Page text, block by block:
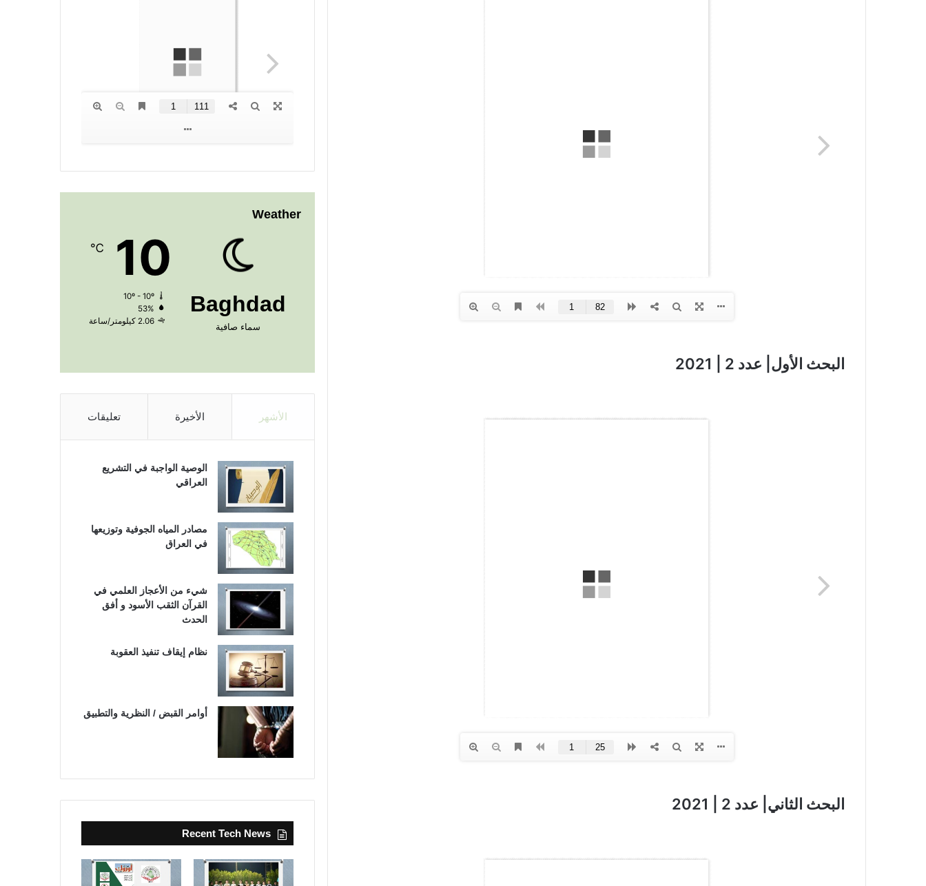
البحث الأول| عدد 2 | 2021
البحث الثاني| عدد 2 | 2021
Weather
Baghdad
سماء صافية
10
℃
10º - 10º
53%
2.06 كيلومتر/ساعة
الأشهر الأخيرة تعليقات
الوصية الواجبة في التشريع
العراقي
مصادر المياه الجوفية وتوزيعها
في العراق
شيء من الأعجاز العلمي في
القرآن الثقب الأسود و أفق
الحدث
نظام إيقاف تنفيذ العقوبة
أوامر القبض / النظرية والتطبيق
Recent Tech News